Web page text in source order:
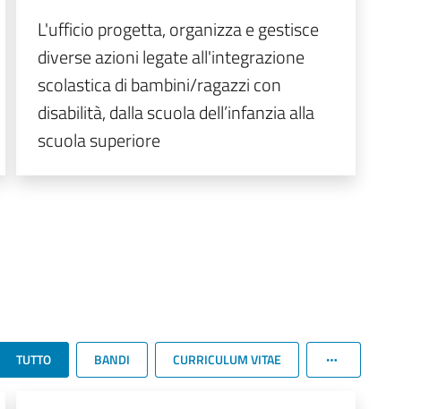
L'ufficio progetta, organizza e gestisce
diverse azioni legate all'integrazione
scolastica di bambini/ragazzi con
disabilità, dalla scuola dell’infanzia alla
scuola superiore
TUTTO BANDI CURRICULUM VITAE